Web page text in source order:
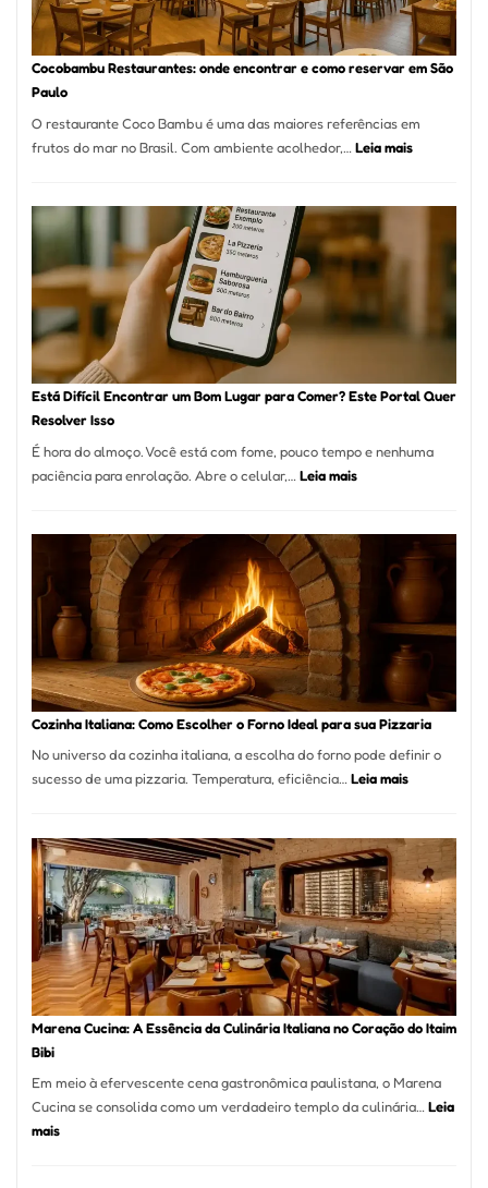
Um
Guia
Definitivo
Alta
Gastronomia
Cocobambu Restaurantes: onde encontrar e como reservar em São
Paulo
O restaurante Coco Bambu é uma das maiores referências em
frutos do mar no Brasil. Com ambiente acolhedor,… Leia mais:
encontrar
reservar
Paulo
Está Difícil Encontrar um Bom Lugar para Comer? Este Portal Quer
Resolver Isso
É hora do almoço. Você está com fome, pouco tempo e nenhuma
paciência para enrolação. Abre o celular,… Leia mais:
Encontrar
um
Bom
Lugar
para
Comer?
Este
Portal
Resolver
Isso
Cozinha Italiana: Como Escolher o Forno Ideal para sua Pizzaria
No universo da cozinha italiana, a escolha do forno pode definir o
sucesso de uma pizzaria. Temperatura, eficiência…Leia mais:
Como
Escolher
o
Forno
Ideal
para
sua
Pizzaria
Marena Cucina: A Essência da Culinária Italiana no Coração do Itaim
Bibi
Em meio à efervescente cena gastronômica paulistana, o Marena
Cucina se consolida como um verdadeiro templo da culinária… Leia
mais: